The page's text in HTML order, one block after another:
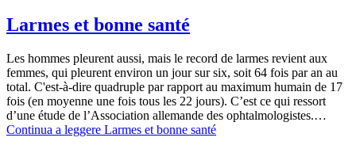
Larmes et bonne santé
Les hommes pleurent aussi, mais le record de larmes revient aux
femmes, qui pleurent environ un jour sur six, soit 64 fois par an au
total. C'est-à-dire quadruple par rapport au maximum humain de 17
fois (en moyenne une fois tous les 22 jours). C’est ce qui ressort
d’une étude de l’Association allemande des ophtalmologistes.…
Continua a leggere Larmes et bonne santé